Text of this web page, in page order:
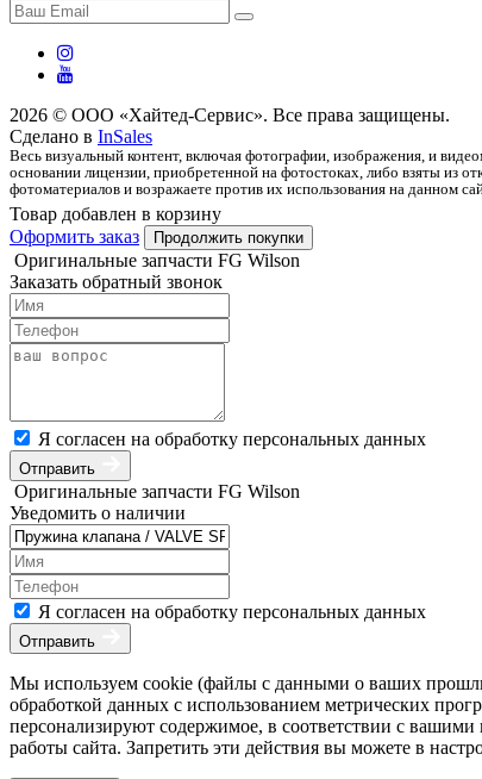
2026 © ООО «Хайтед-Сервис». Все права защищены.
Сделано в InSales
Весь визуальный контент, включая фотографии, изображения, и
основании лицензии, приобретенной на фотостоках, либо взяты из
фотоматериалов и возражаете против их использования на данном
Товар добавлен в корзину
Оформить заказ
Продолжить покупки
Оригинальные запчасти FG Wilson
Заказать обратный звонок
Я согласен на обработку персональных данных
Отправить
Оригинальные запчасти FG Wilson
Уведомить о наличии
Я согласен на обработку персональных данных
Отправить
Мы используем cookie (файлы с данными о ваших
обработкой данных с использованием метрических
персонализируют содержимое, в соответствии с
работы сайта. Запретить эти действия вы можете в